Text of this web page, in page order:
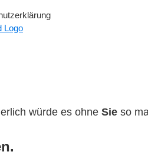
würde es ohne Sie so